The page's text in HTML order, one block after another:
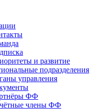
и развитие
подразделения
управления
ФФ
члены ФФ